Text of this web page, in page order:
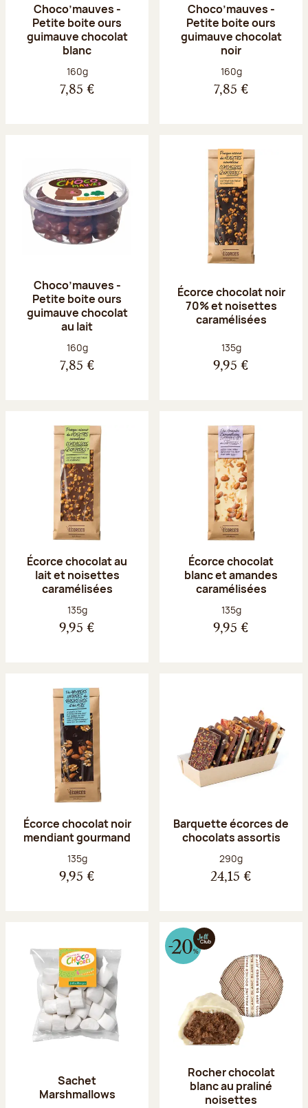
Choco’mauves -
Petite boite ours
guimauve chocolat
blanc
Poids net :
160g
7,85 €
Choco’mauves -
Petite boite ours
guimauve chocolat
noir
Poids net :
160g
7,85 €
Choco’mauves -
Petite boite ours
guimauve chocolat
au lait
Poids net :
160g
7,85 €
Écorce chocolat noir
70% et noisettes
caramélisées
Poids net :
135g
9,95 €
Écorce chocolat au
lait et noisettes
caramélisées
Poids net :
135g
9,95 €
Écorce chocolat
blanc et amandes
caramélisées
Poids net :
135g
9,95 €
Écorce chocolat noir
mendiant gourmand
Poids net :
135g
9,95 €
Barquette écorces de
chocolats assortis
Poids net :
290g
24,15 €
Sachet
Marshmallows
Rocher chocolat
blanc au praliné
noisettes